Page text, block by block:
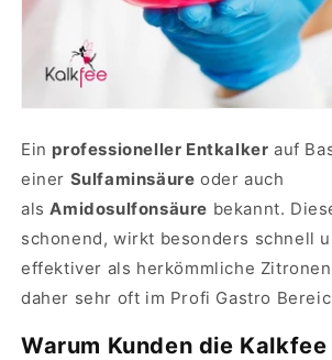
Ein professioneller Entkalker auf
einer Sulfaminsäure oder auch
als Amidosulfonsäure bekannt.
schonend, wirkt besonders schnell
effektiver als herkömmliche
daher sehr oft im Profi Gastro
Warum Kunden die